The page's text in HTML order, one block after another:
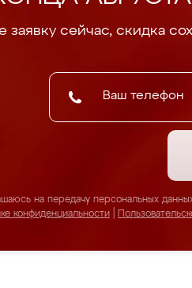
заявку сейчас, скидка
на передачу персональных
конфиденциальности